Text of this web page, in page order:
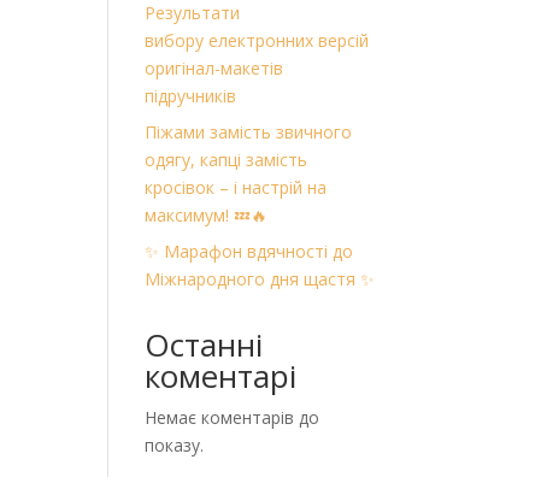
Результати
вибору електронних версій
оригінал-макетів
підручників
Піжами замість звичного
одягу, капці замість
кросівок – і настрій на
максимум! 💤🔥
✨ Марафон вдячності до
Міжнародного дня щастя ✨
Останні
коментарі
Немає коментарів до
показу.